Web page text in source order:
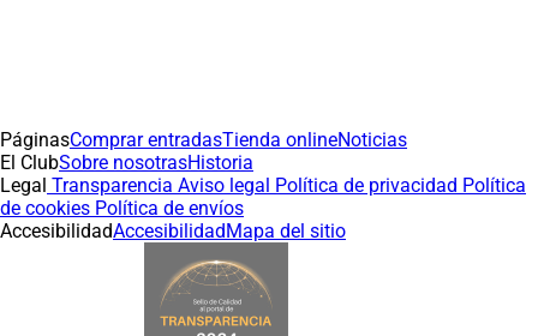
PáginasComprar entradasTienda onlineNoticias
El ClubSobre nosotrasHistoria
Legal Transparencia Aviso legal Política de privacidad Política
de cookies Política de envíos
AccesibilidadAccesibilidadMapa del sitio